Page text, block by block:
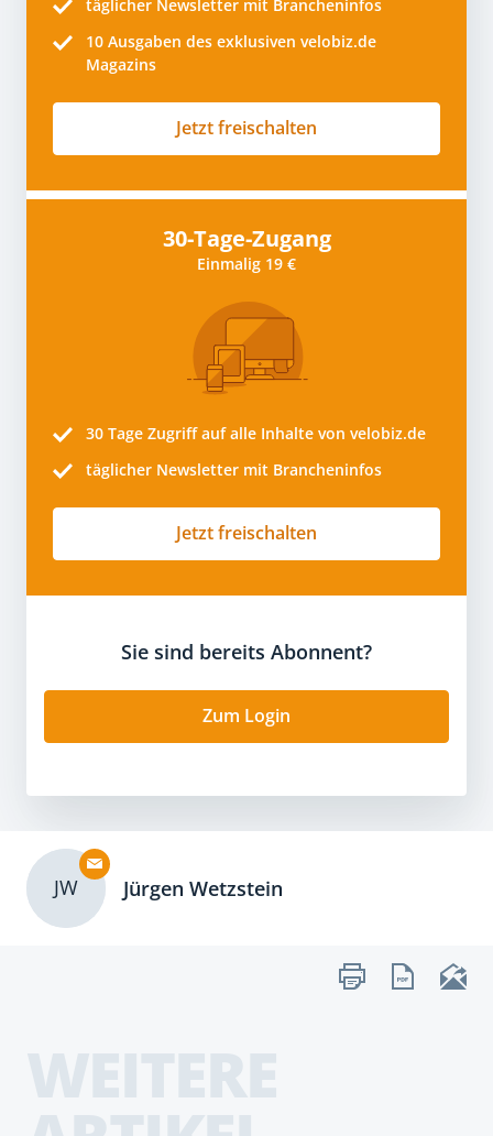
täglicher Newsletter mit Brancheninfos
10 Ausgaben des exklusiven velobiz.de
Magazins
Jetzt freischalten
30-Tage-Zugang
Einmalig 19 €
30 Tage Zugriff auf alle Inhalte von velobiz.de
täglicher Newsletter mit Brancheninfos
Jetzt freischalten
Sie sind bereits Abonnent?
Zum Login
JW Jürgen Wetzstein